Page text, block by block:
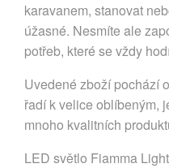
karavanem, stanovat
úžasné. Nesmíte ale
potřeb, které se vždy
Uvedené zboží pochází
řadí k velice oblíbeným,
mnoho kvalitních
LED světlo Fiamma